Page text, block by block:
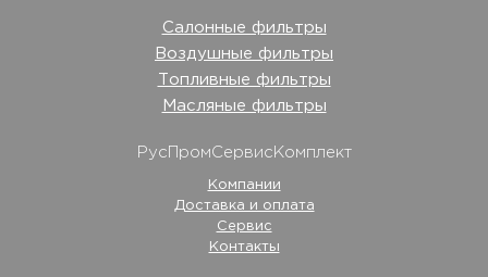
Салонные фильтры
Воздушные фильтры
Топливные фильтры
Масляные фильтры
РусПромСервисКомплект
Компании
Доставка и оплата
Сервис
Контакты